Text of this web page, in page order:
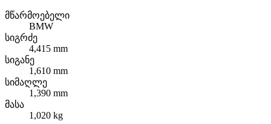
მწარმოებელი
BMW
სიგრძე
4,415 mm
სიგანე
1,610 mm
სიმაღლე
1,390 mm
მასა
1,020 kg